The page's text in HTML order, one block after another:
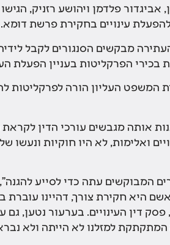
אביגדור פלדמן ויהושע רזניק,
עינויים בחקירת פרשת דומא.
מבקשים הסנגורים לקבל
בכירי הפרקליטות בעניין הפעלת
המשפט העליון הורה לפרקליטות
אותה מגבשים עורכי הדין
ואלימות, לא היו חוקיות ונעשו
המבוקשים עתה כדי לסייע
היא חקירת צורך, דהיינו
5100/94, פסק דין העינויים. בערעור
למזלנו לא הייתה ולא